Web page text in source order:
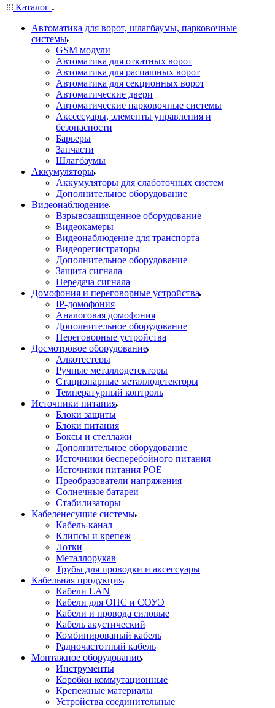
Каталог
Автоматика для ворот, шлагбаумы, парковочные
системы
GSM модули
Автоматика для откатных ворот
Автоматика для распашных ворот
Автоматика для секционных ворот
Автоматические двери
Автоматические парковочные системы
Аксессуары, элементы управления и
безопасности
Барьеры
Запчасти
Шлагбаумы
Аккумуляторы
Аккумуляторы для слаботочных систем
Дополнительное оборудование
Видеонаблюдение
Взрывозащищенное оборудование
Видеокамеры
Видеонаблюдение для транспорта
Видеорегистраторы
Дополнительное оборудование
Защита сигнала
Передача сигнала
Домофония и переговорные устройства
IP-домофония
Аналоговая домофония
Дополнительное оборудование
Переговорные устройства
Досмотровое оборудование
Алкотестеры
Ручные металлодетекторы
Стационарные металлодетекторы
Температурный контроль
Источники питания
Блоки защиты
Блоки питания
Боксы и стеллажи
Дополнительное оборудование
Источники бесперебойного питания
Источники питания POE
Преобразователи напряжения
Солнечные батареи
Стабилизаторы
Кабеленесущие системы
Кабель-канал
Клипсы и крепеж
Лотки
Металлорукав
Трубы для проводки и аксессуары
Кабельная продукция
Кабели LAN
Кабели для ОПС и СОУЭ
Кабели и провода силовые
Кабель акустический
Комбинированый кабель
Радиочастотный кабель
Монтажное оборудование
Инструменты
Коробки коммутационные
Крепежные материалы
Устройства соединительные